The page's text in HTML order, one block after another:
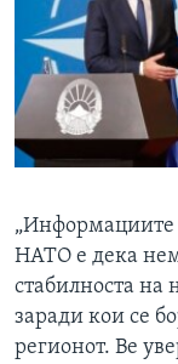
„Информациите
НАТО е дека
стабилноста на
заради кои се
регионот. Ве